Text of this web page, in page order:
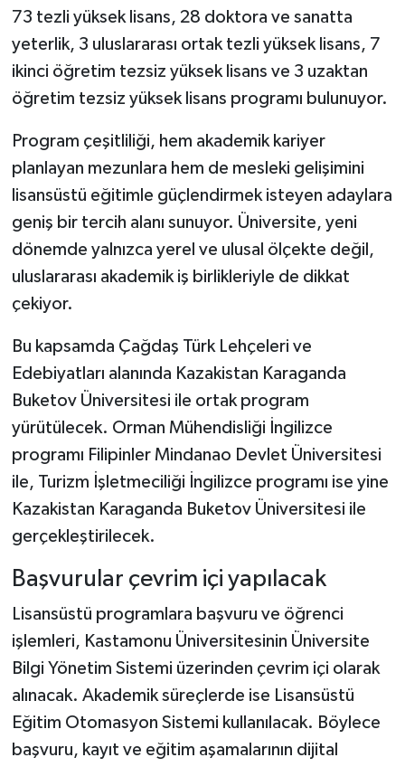
73 tezli yüksek lisans, 28 doktora ve sanatta
yeterlik, 3 uluslararası ortak tezli yüksek lisans, 7
ikinci öğretim tezsiz yüksek lisans ve 3 uzaktan
öğretim tezsiz yüksek lisans programı bulunuyor.
Program çeşitliliği, hem akademik kariyer
planlayan mezunlara hem de mesleki gelişimini
lisansüstü eğitimle güçlendirmek isteyen adaylara
geniş bir tercih alanı sunuyor. Üniversite, yeni
dönemde yalnızca yerel ve ulusal ölçekte değil,
uluslararası akademik iş birlikleriyle de dikkat
çekiyor.
Bu kapsamda Çağdaş Türk Lehçeleri ve
Edebiyatları alanında Kazakistan Karaganda
Buketov Üniversitesi ile ortak program
yürütülecek. Orman Mühendisliği İngilizce
programı Filipinler Mindanao Devlet Üniversitesi
ile, Turizm İşletmeciliği İngilizce programı ise yine
Kazakistan Karaganda Buketov Üniversitesi ile
gerçekleştirilecek.
Başvurular çevrim içi yapılacak
Lisansüstü programlara başvuru ve öğrenci
işlemleri, Kastamonu Üniversitesinin Üniversite
Bilgi Yönetim Sistemi üzerinden çevrim içi olarak
alınacak. Akademik süreçlerde ise Lisansüstü
Eğitim Otomasyon Sistemi kullanılacak. Böylece
başvuru, kayıt ve eğitim aşamalarının dijital
Dünya Haberleri
Yerel Haberler
Haber Arşivi